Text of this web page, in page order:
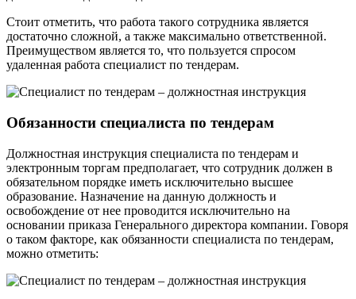
Стоит отметить, что работа такого сотрудника является
достаточно сложной, а также максимально ответственной.
Преимуществом является то, что пользуется спросом
удаленная работа специалист по тендерам.
Обязанности специалиста по тендерам
Должностная инструкция специалиста по тендерам и
электронным торгам предполагает, что сотрудник должен в
обязательном порядке иметь исключительно высшее
образование. Назначение на данную должность и
освобождение от нее проводится исключительно на
основании приказа Генерального директора компании. Говоря
о таком факторе, как обязанности специалиста по тендерам,
можно отметить: